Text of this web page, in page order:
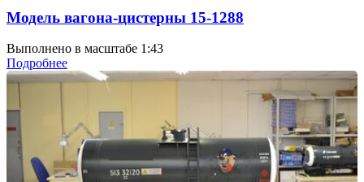
Модель вагона-цистерны 15-1288
Выполнено в масштабе 1:43
Подробнее